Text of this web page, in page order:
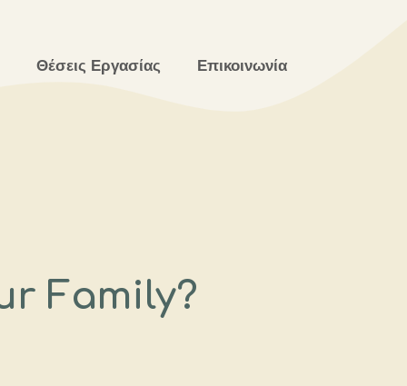
Θέσεις Εργασίας Επικοινωνία
Family?